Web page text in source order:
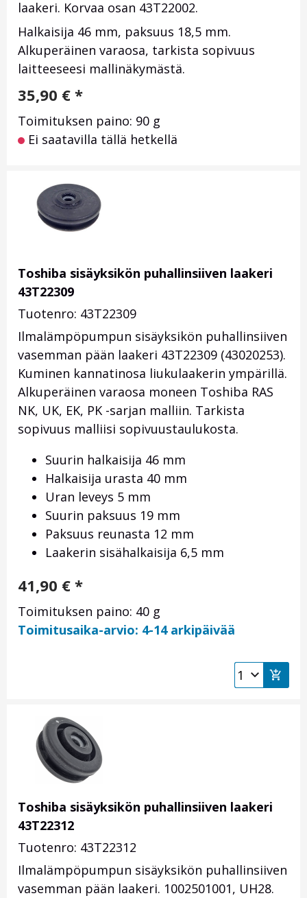
laakeri. Korvaa osan 43T22002.
Halkaisija 46 mm, paksuus 18,5 mm.
Alkuperäinen varaosa, tarkista sopivuus
laitteeseesi mallinäkymästä.
35,90 € *
Toimituksen paino: 90 g
Ei saatavilla tällä hetkellä
Toshiba sisäyksikön puhallinsiiven laakeri
43T22309
Tuotenro: 43T22309
Ilmalämpöpumpun sisäyksikön puhallinsiiven
vasemman pään laakeri 43T22309 (43020253).
Kuminen kannatinosa liukulaakerin ympärillä.
Alkuperäinen varaosa moneen Toshiba RAS
NK, UK, EK, PK -sarjan malliin. Tarkista
sopivuus malliisi sopivuustaulukosta.
Suurin halkaisija 46 mm
Halkaisija urasta 40 mm
Uran leveys 5 mm
Suurin paksuus 19 mm
Paksuus reunasta 12 mm
Laakerin sisähalkaisija 6,5 mm
41,90 € *
Toimituksen paino: 40 g
Toimitusaika-arvio: 4-14 arkipäivää
Toshiba sisäyksikön puhallinsiiven laakeri
43T22312
Tuotenro: 43T22312
Ilmalämpöpumpun sisäyksikön puhallinsiiven
vasemman pään laakeri. 1002501001, UH28.